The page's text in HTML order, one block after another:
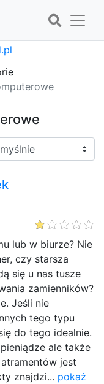
lub w biurze? Nie
czy starsza
się u nas tusze
zamienników?
Jeśli nie
tego typu
do tego idealnie.
ale także
jest
znajdzi... pokaż